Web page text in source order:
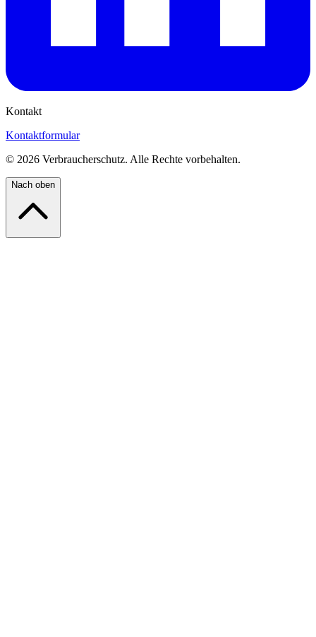
Kontakt
Kontaktformular
© 2026 Verbraucherschutz. Alle Rechte vorbehalten.
Nach oben